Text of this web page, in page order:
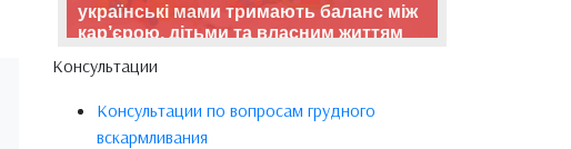
українські мами тримають баланс між
кар’єрою, дітьми та власним життям
Консультации
Консультации по вопросам грудного
вскармливания